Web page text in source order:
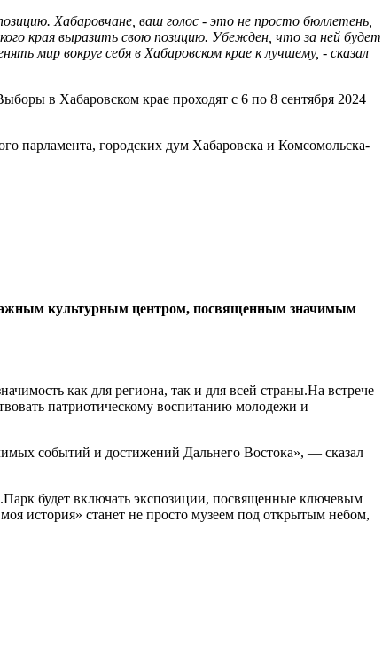
Хабаровчане, ваш голос - это не просто бюллетень,
края выразить свою позицию. Убежден, что за ней будет
мир вокруг себя в Хабаровском крае к лучшему, - сказал
в Хабаровском крае проходят с 6 по 8 сентября 2024
парламента, городских дум Хабаровска и Комсомольска-
важным культурным центром, посвященным значимым
как для региона, так и для всей страны.На встрече
патриотическому воспитанию молодежи и
событий и достижений Дальнего Востока», — сказал
будет включать экспозиции, посвященные ключевым
история» станет не просто музеем под открытым небом,